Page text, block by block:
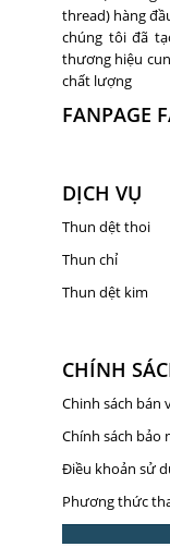
thread) hàng
chúng tôi đã
thương hiệu
chất lượng
FANPAGE
DỊCH VỤ
Thun dệt thoi
Thun chỉ
Thun dệt kim
CHÍNH
Chinh sách bán
Chính sách bảo
Điều khoản sử
Phương thức